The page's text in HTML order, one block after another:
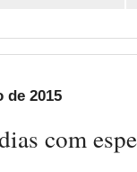
de 2015
com